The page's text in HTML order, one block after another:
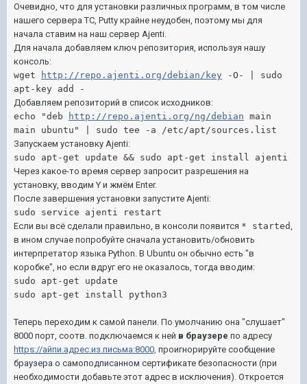
Очевидно, что для установки различных программ, в том числе
нашего сервера ТС, Putty крайне неудобен, поэтому мы для
начала ставим на наш сервер Ajenti.
Для начала добавляем ключ репозитория, используя нашу
консоль:
wget
http://repo.ajenti.org/debian/key -O- | sudo
apt-key add -
Добавляем репозиторий в список исходников:
echo "deb
http://repo.ajenti.org/ng/debian main
main ubuntu" | sudo tee -a /etc/apt/sources.list
Запускаем установку Ajenti:
sudo apt-get update && sudo apt-get install ajenti
Через какое-то время сервер запросит разрешения на
установку, вводим Y и жмём Enter.
После завершения установки запустите Ajenti:
sudo service ajenti restart
Если вы всё сделали правильно, в консоли появится * started
в ином случае попробуйте сначала установить/обновить
интерпретатор языка Python. В Ubuntu он обычно есть "в
коробке", но если вдруг его не оказалось, тогда вводим:
sudo apt-get update
sudo apt-get install python3
Теперь переходим к самой панели. По умолчанию она "слушает"
8000 порт, соотв. подключаемся к ней в браузере по адресу
https://айпи.адрес.из.письма:8000, проигнорируйте сообщение
браузера о самоподписанном сертификате безопасности (при
необходимости добавьте этот адрес в исключения). Откроется